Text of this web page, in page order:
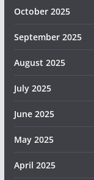
October 2025
September 2025
August 2025
July 2025
June 2025
May 2025
April 2025